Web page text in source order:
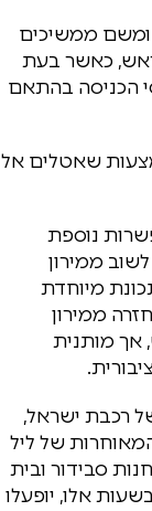
ומשם ממשיכים
כאשר בעת
הכניסה בהתאם
שאטלים אל
נוספת
ממירון
מיוחדת
ממירון
מותנית
רכבת ישראל,
המאוחרות של ליל
סבידור ובית
אלו, יופעלו